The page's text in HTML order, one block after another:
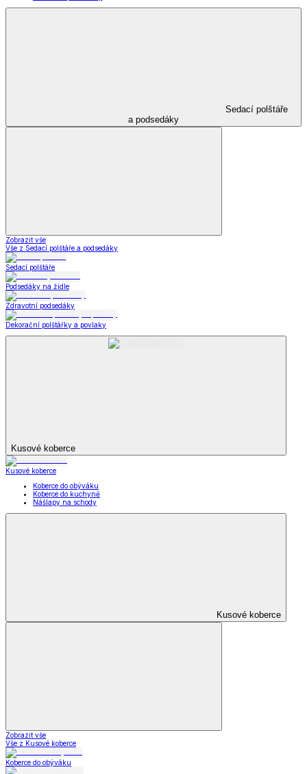
Sedací polštáře
a podsedáky
Zobrazit vše
Vše z Sedací polštáře a podsedáky
Sedací polštáře
Podsedáky na židle
Zdravotní podsedáky
Dekorační polštářky a povlaky
Kusové koberce
Kusové koberce
Koberce do obýváku
Koberce do kuchyně
Nášlapy na schody
Kusové koberce
Zobrazit vše
Vše z Kusové koberce
Koberce do obýváku